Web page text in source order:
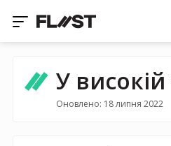
У високій
Оновлено: 18 липня 2022